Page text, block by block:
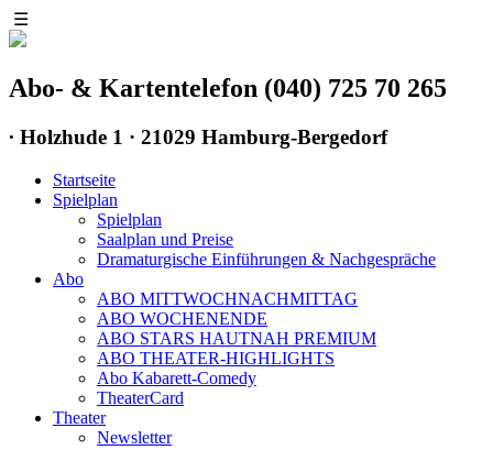
☰
Abo- & Kartentelefon (040) 725 70 265
∙ Holzhude 1 · 21029 Hamburg-Bergedorf
Startseite
Spielplan
Spielplan
Saalplan und Preise
Dramaturgische Einführungen & Nachgespräche
Abo
ABO MITTWOCHNACHMITTAG
ABO WOCHENENDE
ABO STARS HAUTNAH PREMIUM
ABO THEATER-HIGHLIGHTS
Abo Kabarett-Comedy
TheaterCard
Theater
Newsletter